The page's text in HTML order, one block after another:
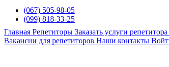
(067) 505-98-05
(099) 818-33-25
Главная Репетиторы Заказать услуги репетитора
Вакансии для репетиторов Наши контакты